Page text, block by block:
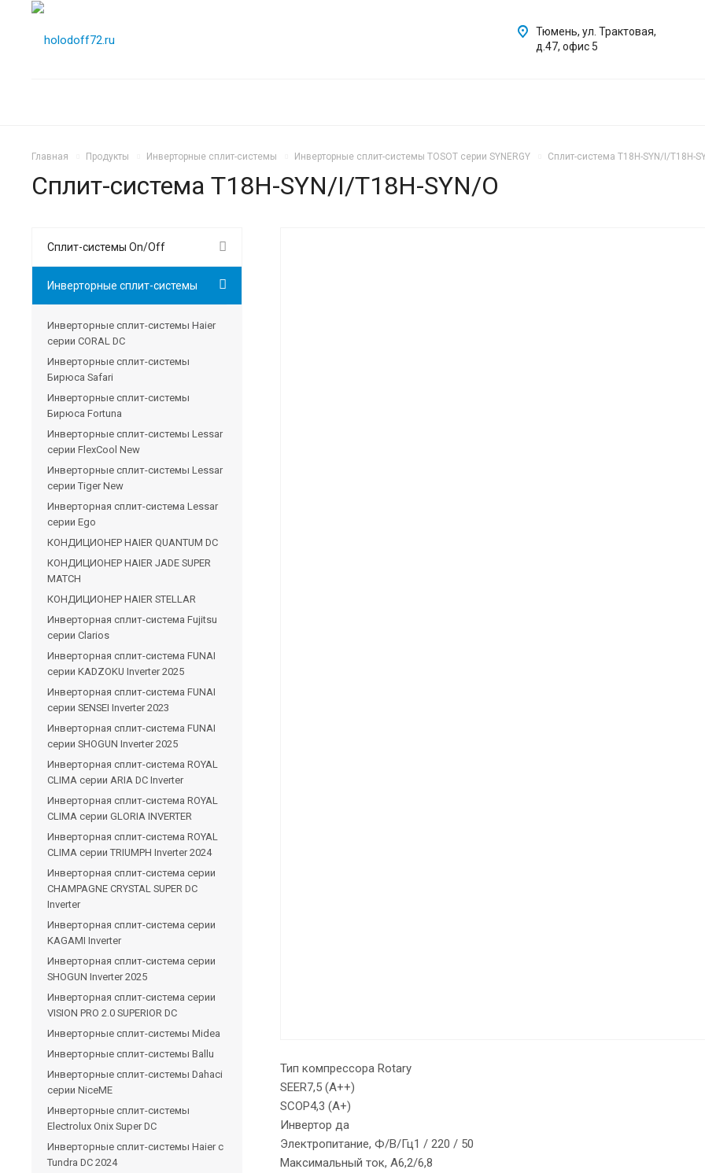
Тюмень, ул. Трактовая,
д.47, офис 5
Главная Продукты Инверторные сплит-системы Инверторные сплит-системы TOSOT серии SYNERGY Сплит-система T18H-SYN/I/T18H-
Сплит-система T18H-SYN/I/T18H-SYN/O
Тип компрессора Rotary
SEER7,5 (А++)
SCOP4,3 (А+)
Инвертор да
Электропитание, Ф/В/Гц1 / 220 / 50
Максимальный ток, А6,2/6,8
Сплит-системы On/Off
Инверторные сплит-системы
Инверторные сплит-системы Haier
серии CORAL DC
Инверторные сплит-системы
Бирюса Safari
Инверторные сплит-системы
Бирюса Fortuna
Инверторные сплит-системы Lessar
серии FlexCool New
Инверторные сплит-системы Lessar
серии Tiger New
Инверторная сплит-система Lessar
серии Ego
КОНДИЦИОНЕР HAIER QUANTUM DC
КОНДИЦИОНЕР HAIER JADE SUPER
MATCH
КОНДИЦИОНЕР HAIER STELLAR
Инверторная сплит-система Fujitsu
серии Clarios
Инверторная сплит-система FUNAI
серии KADZOKU Inverter 2025
Инверторная сплит-система FUNAI
серии SENSEI Inverter 2023
Инверторная сплит-система FUNAI
серии SHOGUN Inverter 2025
Инверторная сплит-система ROYAL
CLIMA серии ARIA DC Inverter
Инверторная сплит-система ROYAL
CLIMA серии GLORIA INVERTER
Инверторная сплит-система ROYAL
CLIMA серии TRIUMPH Inverter 2024
Инверторная сплит-система серии
CHAMPAGNE CRYSTAL SUPER DC
Inverter
Инверторная сплит-система серии
KAGAMI Inverter
Инверторная сплит-система серии
SHOGUN Inverter 2025
Инверторная сплит-система серии
VISION PRO 2.0 SUPERIOR DC
Инверторные сплит-системы Midea
Инверторные сплит-системы Ballu
Инверторные сплит-системы Dahaci
серии NiceME
Инверторные сплит-системы
Electrolux Onix Super DC
Инверторные сплит-системы Haier c
Tundra DC 2024